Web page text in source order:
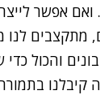
ואם אפשר
בונים לנו מקלטים,
והכול כדי